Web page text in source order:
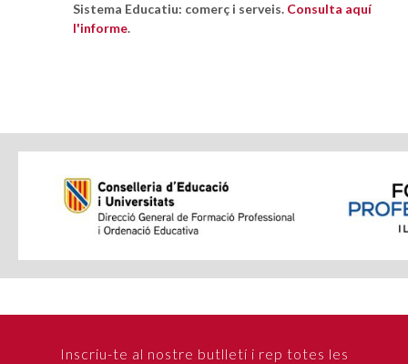
Sistema Educatiu: comerç i serveis. Consulta aquí
l'informe.
Inscriu-te al nostre butlletí i rep totes les